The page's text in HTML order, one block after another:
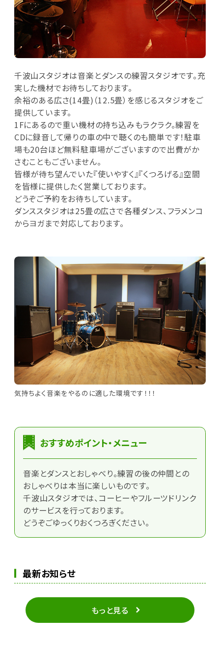
千波山スタジオは音楽とダンスの練習スタジオです。充
実した機材でお待ちしております。
余裕のある広さ(14畳)（12.5畳）を感じるスタジオをご
提供しています。
1Fにあるので重い機材の持ち込みもラクラク。練習を
CDに録音して帰りの車の中で聴くのも簡単です！駐車
場も20台ほど無料駐車場がございますので出費がか
さむこともございません。
皆様が待ち望んでいた『使いやすく』『くつろげる』空間
を皆様に提供したく営業しております。
どうぞご予約をお待ちしています。
ダンススタジオは25畳の広さで各種ダンス、フラメンコ
からヨガまで対応しております。
気持ちよく音楽をやるのに適した環境です！！！
おすすめポイント・メニュー
音楽とダンスとおしゃべり。練習の後の仲間との
おしゃべりは本当に楽しいものです。
千波山スタジオでは、コーヒーやフルーツドリンク
のサービスを行っております。
どうぞごゆっくりおくつろぎください。
最新お知らせ
もっと見る